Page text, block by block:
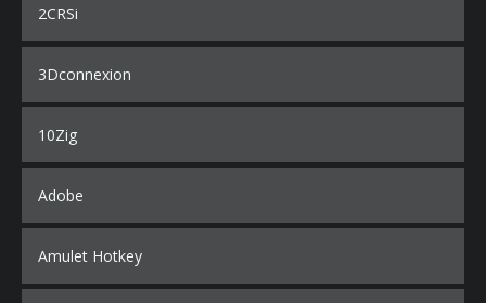
2CRSi
3Dconnexion
10Zig
Adobe
Amulet Hotkey